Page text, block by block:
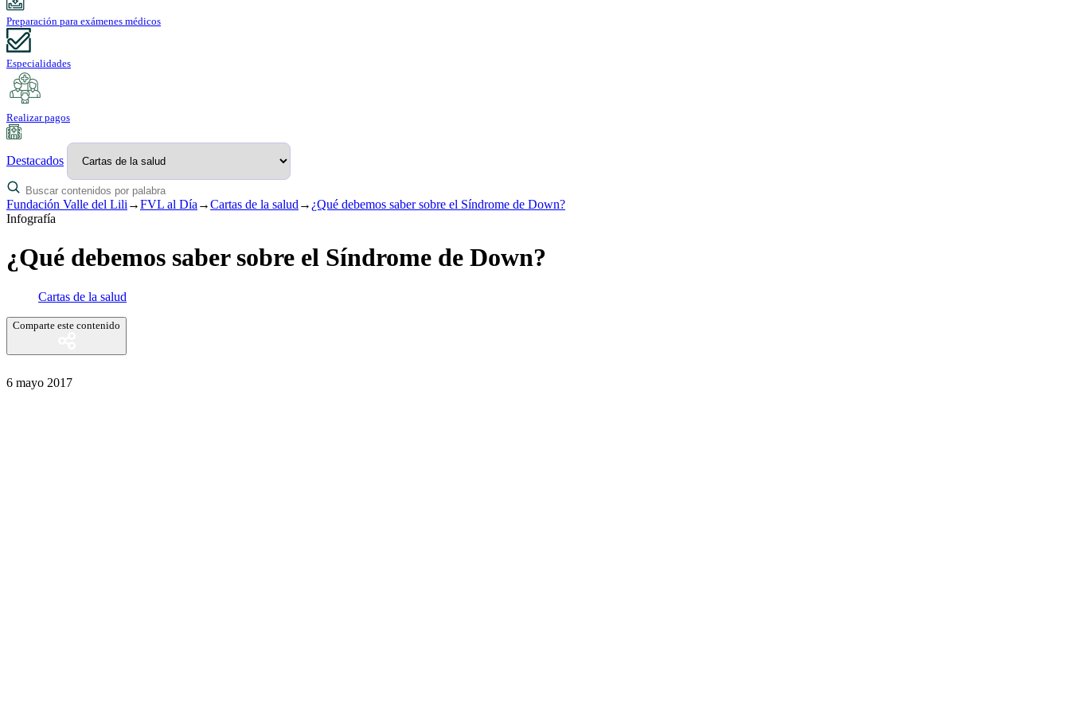
Preparación para exámenes médicos
Especialidades
Realizar pagos
Destacados
Fundación Valle del Lili →FVL al Día →Cartas de la salud → ¿Qué debemos saber sobre el Síndrome de Down?
Infografía
¿Qué debemos saber sobre el Síndrome de Down?
Cartas de la salud
Comparte este contenido
6 mayo 2017